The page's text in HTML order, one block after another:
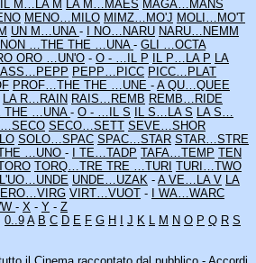
IL M…LA M LA M…MAES MAGA…MANS
MENO…MILO MIMZ…MO'J MOLI…MO'T
UN M…UNA - I NO…NARU NARU…NEMM
NON …THE THE …UNA - GLI …OCTA
ORO …UN'O - O - …IL P IL P…LA P LA
PEPP…PICC PICC…PLAT
PROF…THE THE …UNE - A QU…QUEE
LA R…RAIN RAIS…REMB REMB…RIDE
THE …UNA - O - …IL S IL S…LA S LA S…
SECO…SETT SEVE…SHOR
SOLO…SPAC SPAC…STAR STAR…STRE
…UNO - I TE…TADP TAFA…TEMP TEN
TORQ…TRE TRE …TURI TURI…TWO
L'UO…UNDE UNDE…UZAK - A VE…LA V LA
VIRT…VUOT -
I WA…WARC
- X - Y - Z
0..9 A B C D E F G H J K L M N O P Q R S